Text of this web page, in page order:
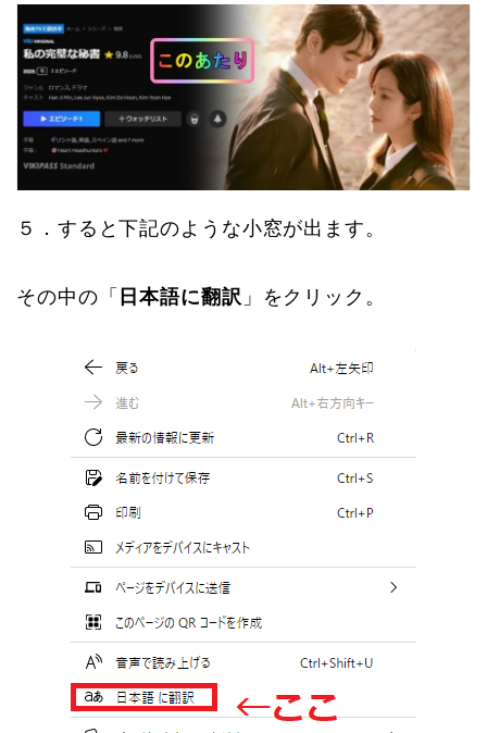
５．すると下記のような小窓が出ます。
その中の「 日本語に翻訳 」をクリック。